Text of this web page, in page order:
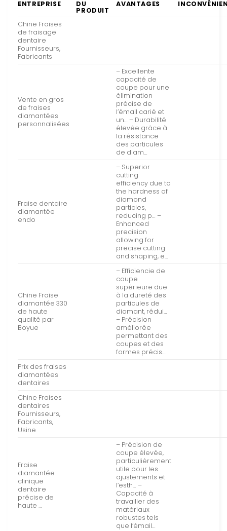
ENTREPRISE DU
PRODUIT
AVANTAGES
Chine Fraises
de fraisage
dentaire
Fournisseurs,
Fabricants
Vente en gros
de fraises
diamantées
personnalisées
– Excellente
capacité de
coupe pour une
élimination
précise de
l’émail carié et
un… – Durabilité
élevée grâce à
la résistance
des particules
de diam…
Fraise dentaire
diamantée
endo
– Superior
cutting
efficiency due to
the hardness of
diamond
particles,
reducing p… –
Enhanced
precision
allowing for
precise cutting
and shaping, e…
Chine Fraise
diamantée 330
de haute
qualité par
Boyue
– Efficiencie de
coupe
supérieure due
à la dureté des
particules de
diamant, rédui…
– Précision
améliorée
permettant des
coupes et des
formes précis…
Prix des fraises
diamantées
dentaires
Chine Fraises
dentaires
Fournisseurs,
Fabricants,
Usine
Fraise
diamantée
clinique
dentaire
précise de
haute …
– Précision de
coupe élevée,
particulièrement
utile pour les
ajustements et
l’esth… –
Capacité à
travailler des
matériaux
robustes tels
que l’émail…